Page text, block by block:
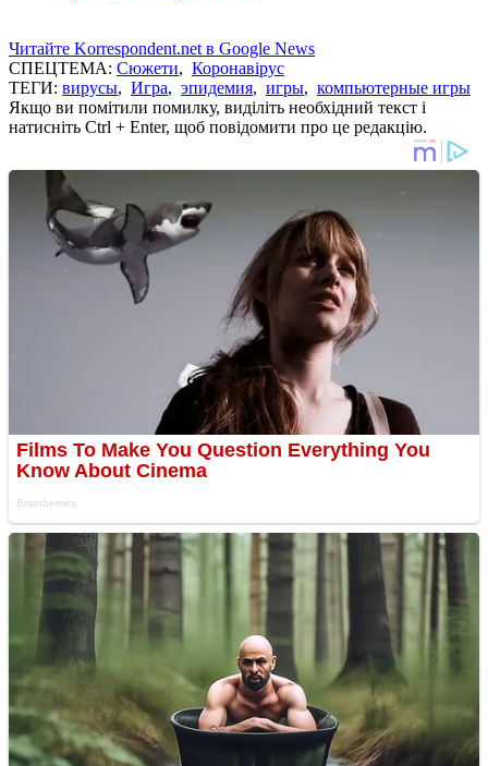
Читайте Korrespondent.net в Google News
СПЕЦТЕМА: Сюжети, Коронавірус
ТЕГИ: вирусы, Игра, эпидемия, игры, компьютерные игры
Якщо ви помітили помилку, виділіть необхідний текст і
натисніть Ctrl + Enter, щоб повідомити про це редакцію.